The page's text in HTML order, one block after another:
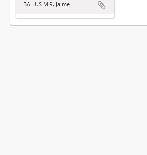
BALIUS MIR, Jaime